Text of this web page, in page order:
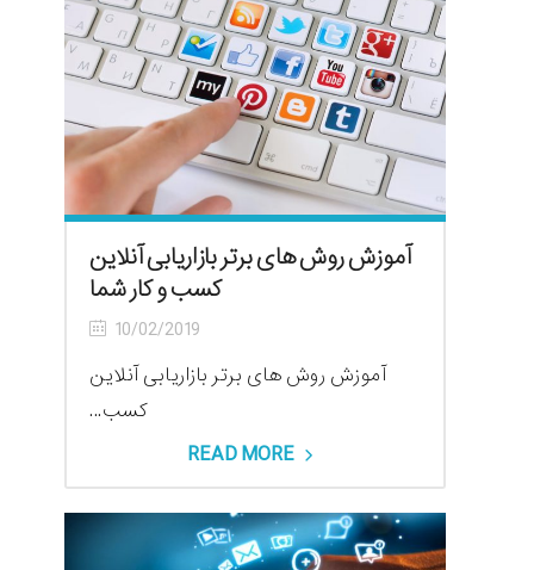
آموزش روش های برتر بازاریابی آنلاین
کسب و کار شما
10/02/2019
آموزش روش های برتر بازاریابی آنلاین
کسب...
READ MORE